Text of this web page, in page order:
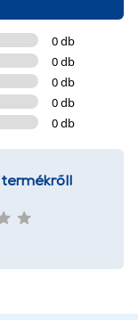
0 db
0 db
0 db
0 db
0 db